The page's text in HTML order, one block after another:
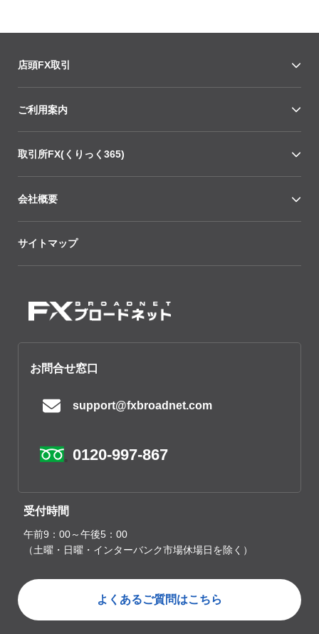
店頭FX取引
ご利用案内
取引所FX(くりっく365)
会社概要
サイトマップ
お問合せ窓口
support@fxbroadnet.com
0120-997-867
受付時間
午前9：00～午後5：00
（土曜・日曜・インターバンク市場休場日を除く）
よくあるご質問はこちら